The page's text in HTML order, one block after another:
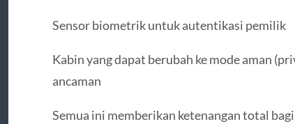
Sensor biometrik untuk autentikasi pemilik
Kabin yang dapat berubah ke mode aman
ancaman
Semua ini memberikan ketenangan total